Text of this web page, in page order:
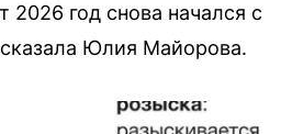
2026 год снова начался с
Юлия Майорова.